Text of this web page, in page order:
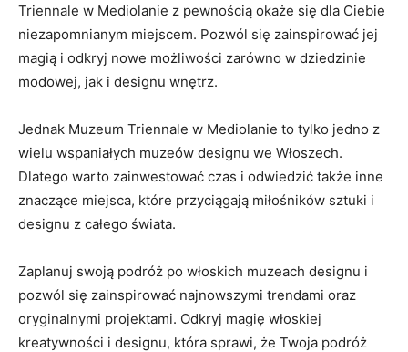
⁢Triennale w​ Mediolanie ‍z pewnością okaże się dla Ciebie
niezapomnianym miejscem. Pozwól⁣ się⁢ zainspirować ⁣jej
magią i odkryj nowe możliwości zarówno w dziedzinie
modowej, ‍jak i designu wnętrz.
Jednak Muzeum Triennale w ⁣Mediolanie to tylko jedno ⁢z
wielu wspaniałych‍ muzeów designu we ⁤Włoszech.
Dlatego ​warto‍ zainwestować‍ czas i⁢ odwiedzić także ‌inne
‍znaczące miejsca, ⁢które przyciągają miłośników sztuki i
designu z całego ⁣świata.
Zaplanuj swoją podróż po włoskich muzeach designu i
pozwól​ się⁢ zainspirować najnowszymi​ trendami oraz⁤
oryginalnymi projektami. Odkryj magię‌ włoskiej‌
kreatywności i ⁤designu, która sprawi, że Twoja podróż